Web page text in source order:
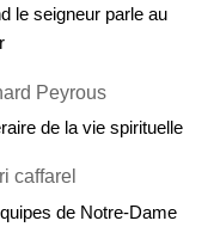
le seigneur parle au
Peyrous
de la vie spirituelle
caffarel
de Notre-Dame